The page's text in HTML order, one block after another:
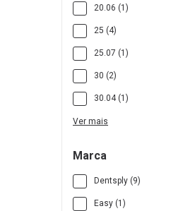
20.06 (1)
25 (4)
25.07 (1)
30 (2)
30.04 (1)
Ver mais
Marca
Dentsply (9)
Easy (1)